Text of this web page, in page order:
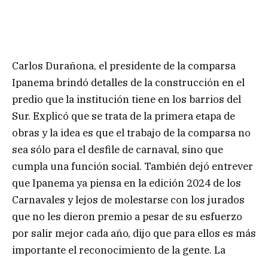
Carlos Durañona, el presidente de la comparsa
Ipanema brindó detalles de la construcción en el
predio que la institución tiene en los barrios del
Sur. Explicó que se trata de la primera etapa de
obras y la idea es que el trabajo de la comparsa no
sea sólo para el desfile de carnaval, sino que
cumpla una función social. También dejó entrever
que Ipanema ya piensa en la edición 2024 de los
Carnavales y lejos de molestarse con los jurados
que no les dieron premio a pesar de su esfuerzo
por salir mejor cada año, dijo que para ellos es más
importante el reconocimiento de la gente. La